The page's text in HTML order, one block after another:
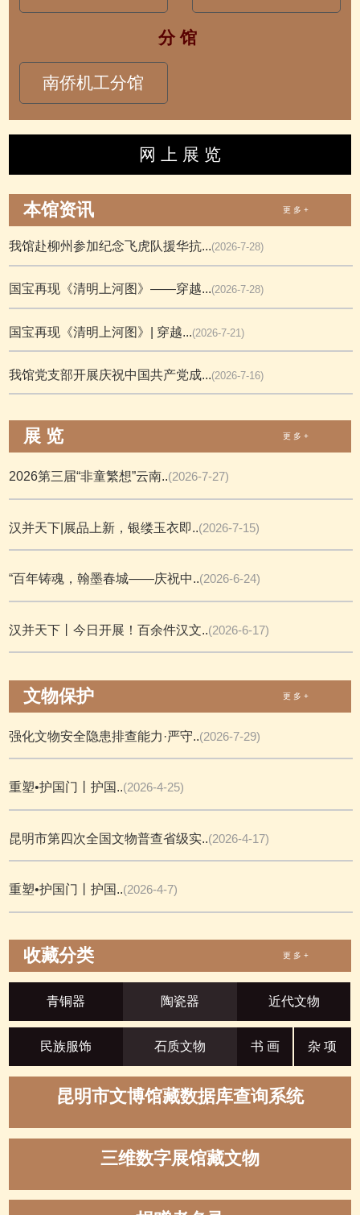
分 馆
南侨机工分馆
网 上 展 览
本馆资讯 更 多 +
我馆赴柳州参加纪念飞虎队援华抗...(2026-7-28)
国宝再现《清明上河图》——穿越...(2026-7-28)
国宝再现《清明上河图》| 穿越...(2026-7-21)
我馆党支部开展庆祝中国共产党成...(2026-7-16)
展 览 更 多 +
2026第三届“非童繁想”云南..(2026-7-27)
汉并天下|展品上新，银缕玉衣即..(2026-7-15)
“百年铸魂，翰墨春城——庆祝中..(2026-6-24)
汉并天下丨今日开展！百余件汉文..(2026-6-17)
文物保护 更 多 +
强化文物安全隐患排查能力·严守..(2026-7-29)
重塑•护国门丨护国..(2026-4-25)
昆明市第四次全国文物普查省级实..(2026-4-17)
重塑•护国门丨护国..(2026-4-7)
收藏分类 更 多 +
青铜器 陶瓷器 近代文物
民族服饰 石质文物 书 画 杂 项
昆明市文博馆藏数据库查询系统
三维数字展馆藏文物